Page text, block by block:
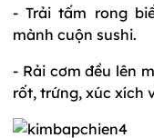
- Trải tấm rong
mành cuộn sushi.
- Rải cơm đều lên
rốt, trứng, xúc xích